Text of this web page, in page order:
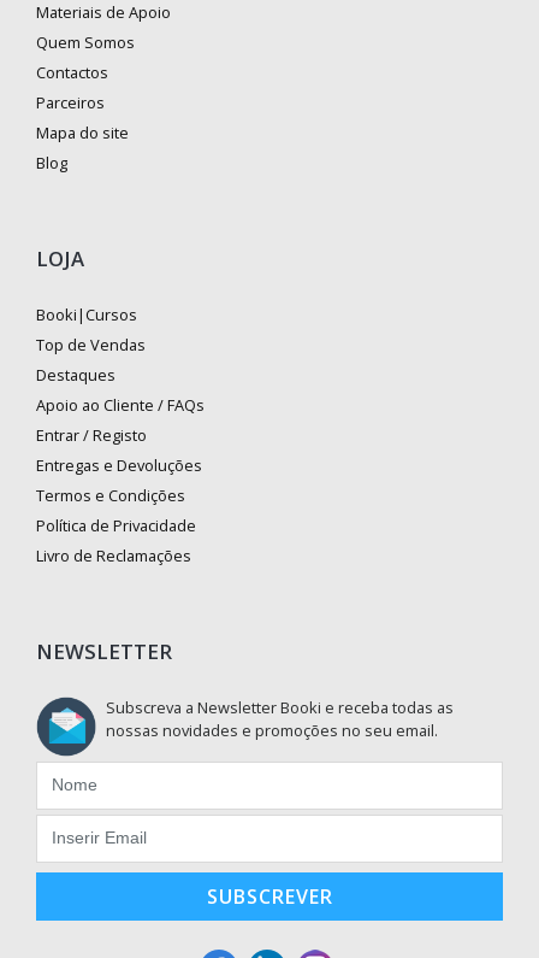
Materiais de Apoio
Quem Somos
Contactos
Parceiros
Mapa do site
Blog
LOJA
Booki|Cursos
Top de Vendas
Destaques
Apoio ao Cliente / FAQs
Entrar / Registo
Entregas e Devoluções
Termos e Condições
Política de Privacidade
Livro de Reclamações
NEWSLETTER
Subscreva a Newsletter Booki e receba todas as
nossas novidades e promoções no seu email.
SUBSCREVER